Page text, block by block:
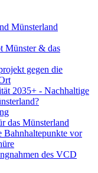
Münsterland
Münster & das
gegen die
2035+ - Nachhaltige
das Münsterland
Bahnhaltepunkte vor
des VCD